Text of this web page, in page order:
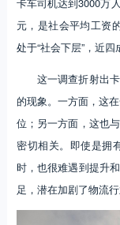
元，是社会平均工资
处于“社会下层”，近四
这一调查折射出
的现象。一方面，这
位；另一方面，这也
密切相关。即使是拥
时，也很难遇到提升
足，潜在加剧了物流